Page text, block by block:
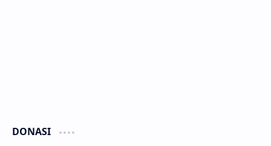
DONASI